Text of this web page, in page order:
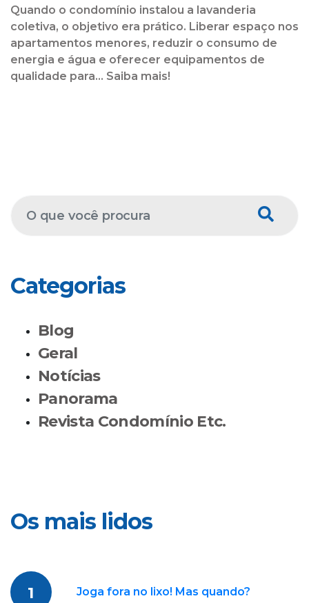
Quando o condomínio instalou a lavanderia
coletiva, o objetivo era prático. Liberar espaço nos
apartamentos menores, reduzir o consumo de
energia e água e oferecer equipamentos de
qualidade para... Saiba mais!
Categorias
Blog
Geral
Notícias
Panorama
Revista Condomínio Etc.
Os mais lidos
1 Joga fora no lixo! Mas quando?